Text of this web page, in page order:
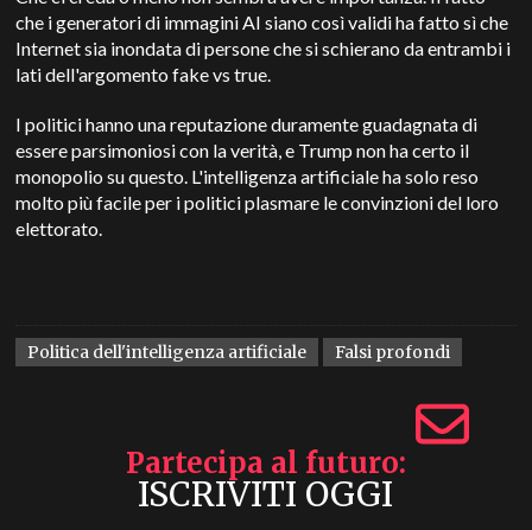
che i generatori di immagini AI siano così validi ha fatto sì che
Internet sia inondata di persone che si schierano da entrambi i
lati dell'argomento fake vs true.
I politici hanno una reputazione duramente guadagnata di
essere parsimoniosi con la verità, e Trump non ha certo il
monopolio su questo. L'intelligenza artificiale ha solo reso
molto più facile per i politici plasmare le convinzioni del loro
elettorato.
Politica dell'intelligenza artificiale Falsi profondi
Partecipa al futuro
ISCRIVITI OGGI